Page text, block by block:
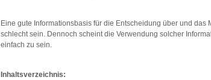
Eine gute Informationsbasis für die Entscheidung über und
schlecht sein. Dennoch scheint die Verwendung solcher
einfach zu sein.
Inhaltsverzeichnis: